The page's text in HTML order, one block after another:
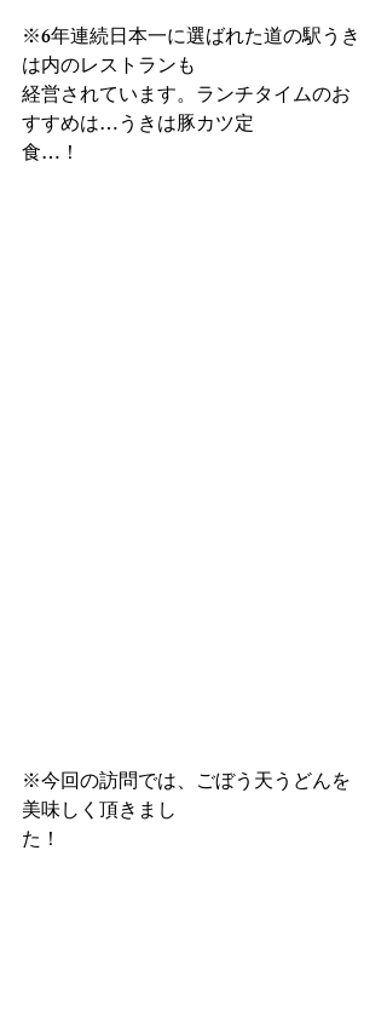
※6年連続日本一に選ばれた道の駅うき
は内のレストランも
経営されています。ランチタイムのお
すすめは…うきは豚カツ定
食…！
※今回の訪問では、ごぼう天うどんを
美味しく頂きまし
た！